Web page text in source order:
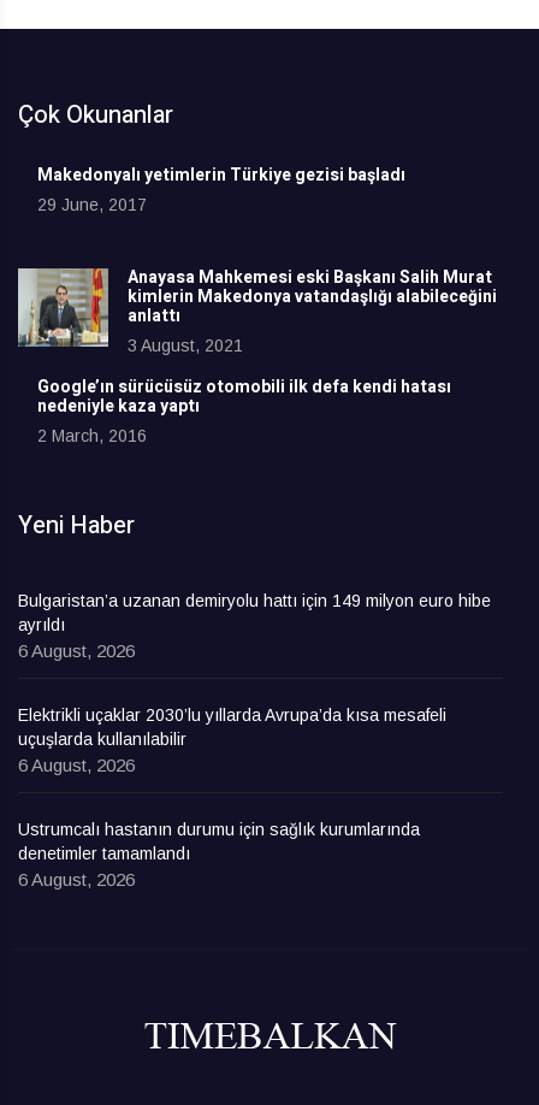
Çok Okunanlar
Makedonyalı yetimlerin Türkiye gezisi başladı
29 June, 2017
Anayasa Mahkemesi eski Başkanı Salih Murat
kimlerin Makedonya vatandaşlığı alabileceğini
anlattı
3 August, 2021
Google’ın sürücüsüz otomobili ilk defa kendi hatası
nedeniyle kaza yaptı
2 March, 2016
Yeni Haber
Bulgaristan’a uzanan demiryolu hattı için 149 milyon euro hibe
ayrıldı
6 August, 2026
Elektrikli uçaklar 2030’lu yıllarda Avrupa’da kısa mesafeli
uçuşlarda kullanılabilir
6 August, 2026
Ustrumcalı hastanın durumu için sağlık kurumlarında
denetimler tamamlandı
6 August, 2026